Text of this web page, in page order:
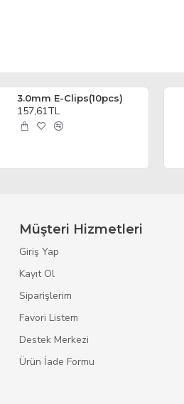
3.0mm E-Clips(10pcs)
157,61TL
Müşteri Hizmetleri
Giriş Yap
Kayıt Ol
Siparişlerim
Favori Listem
Destek Merkezi
Ürün İade Formu